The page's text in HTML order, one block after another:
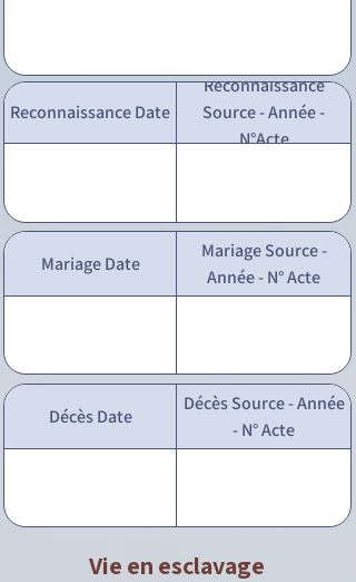
Reconnaissance Date
Reconnaissance
Source - Année -
N°Acte
Mariage Date
Mariage Source -
Année - N° Acte
Décès Date
Décès Source - Année
- N° Acte
Vie en esclavage